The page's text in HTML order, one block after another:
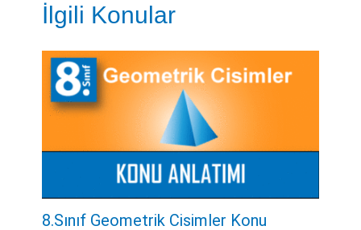
İlgili Konular
8.Sınıf Geometrik Cisimler Konu